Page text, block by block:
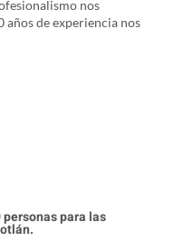
nos
años de experiencia nos
para las